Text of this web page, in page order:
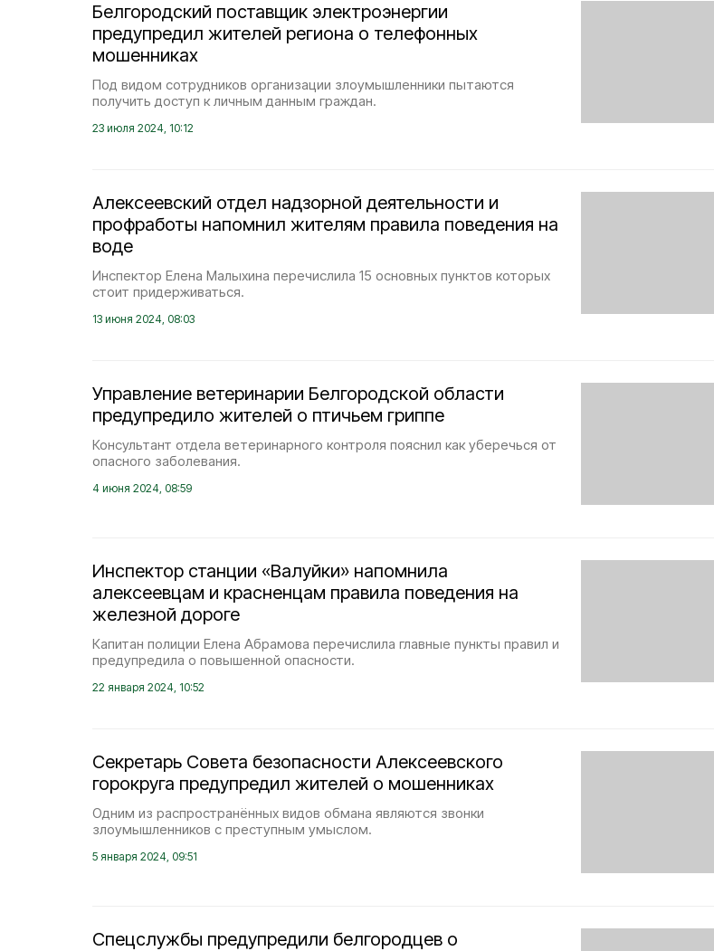
Белгородский поставщик электроэнергии
предупредил жителей региона о телефонных
мошенниках
Под видом сотрудников организации злоумышленники пытаются
получить доступ к личным данным граждан.
23 июля 2024, 10:12
Алексеевский отдел надзорной деятельности и
профработы напомнил жителям правила поведения на
воде
Инспектор Елена Малыхина перечислила 15 основных пунктов которых
стоит придерживаться.
13 июня 2024, 08:03
Управление ветеринарии Белгородской области
предупредило жителей о птичьем гриппе
Консультант отдела ветеринарного контроля пояснил как уберечься от
опасного заболевания.
4 июня 2024, 08:59
Инспектор станции «Валуйки» напомнила
алексеевцам и красненцам правила поведения на
железной дороге
Капитан полиции Елена Абрамова перечислила главные пункты правил и
предупредила о повышенной опасности.
22 января 2024, 10:52
Секретарь Совета безопасности Алексеевского
горокруга предупредил жителей о мошенниках
Одним из распространённых видов обмана являются звонки
злоумышленников с преступным умыслом.
5 января 2024, 09:51
Спецслужбы предупредили белгородцев о